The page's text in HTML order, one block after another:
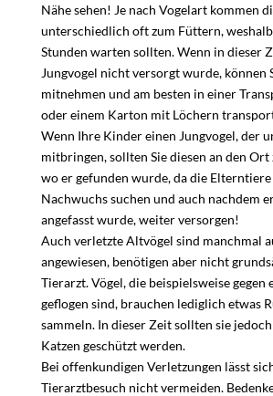
Nähe sehen! Je nach Vogelart kommen
unterschiedlich oft zum Füttern,
Stunden warten sollten. Wenn in dieser
Jungvogel nicht versorgt wurde, können
mitnehmen und am besten in einer
oder einem Karton mit Löchern
Wenn Ihre Kinder einen Jungvogel, der
mitbringen, sollten Sie diesen an den
wo er gefunden wurde, da die
Nachwuchs suchen und auch nachdem
angefasst wurde, weiter versorgen!
Auch verletzte Altvögel sind manchmal
angewiesen, benötigen aber nicht
Tierarzt. Vögel, die beispielsweise gegen
geflogen sind, brauchen lediglich etwas
sammeln. In dieser Zeit sollten sie
Katzen geschützt werden.
Bei offenkundigen Verletzungen lässt
Tierarztbesuch nicht vermeiden.